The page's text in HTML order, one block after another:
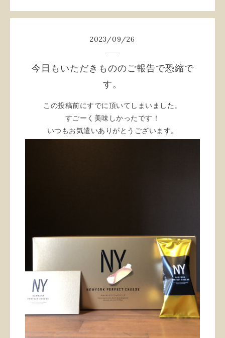
2023/09/26
今日もいただきもののご報告で恐縮で
す。
この投稿前にすでに頂いてしまいました。
すごーく美味しかったです！
いつもお気遣いありがとうございます。